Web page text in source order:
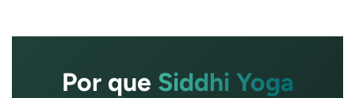
Por que Siddhi Yoga